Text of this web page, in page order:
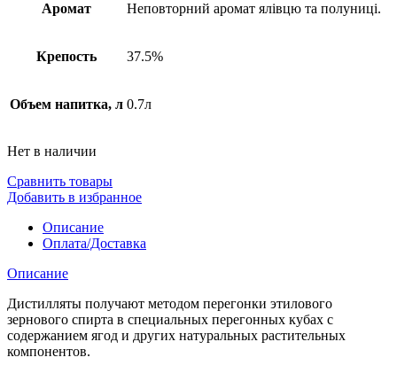
Аромат Неповторний аромат ялівцю та полуниці.
Крепость 37.5%
Объем напитка, л 0.7л
Нет в наличии
Сравнить товары
Добавить в избранное
Описание
Оплата/Доставка
Описание
Дистилляты получают методом перегонки этилового
зернового спирта в специальных перегонных кубах с
содержанием ягод и других натуральных растительных
компонентов.